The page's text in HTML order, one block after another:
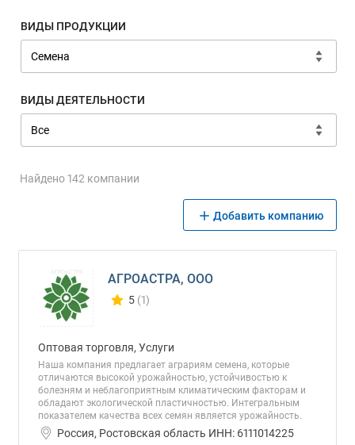
ВИДЫ ПРОДУКЦИИ
ВИДЫ ДЕЯТЕЛЬНОСТИ
Найдено 142 компании
Добавить компанию
АГРОАСТРА, ООО
Количество отзывов у компании всего и
5 (1)
Оптовая торговля, Услуги
Наша компания предлагает аграриям семена, которые
отличаются высокой урожайностью, устойчивостью к
болезням и неблагоприятным климатическим факторам и
обладают экологической пластичностью. Интегральным
показателем качества всех семян является урожайность.
Россия, Ростовская область ИНН: 6111014225